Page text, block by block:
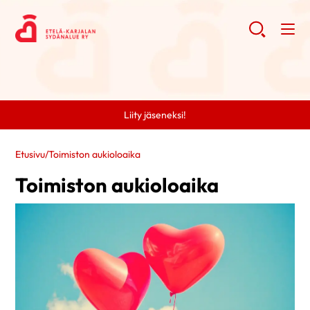
Liity jäseneksi!
Etusivu/Toimiston aukioloaika
Toimiston aukioloaika